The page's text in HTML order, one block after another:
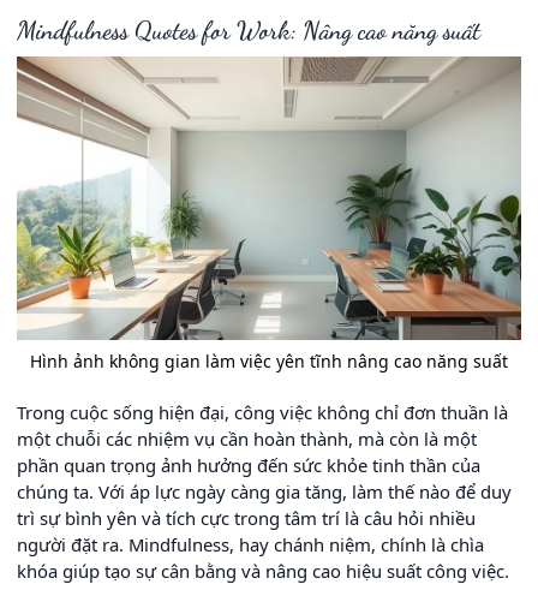
Mindfulness Quotes for Work: Nâng cao năng suất
Hình ảnh không gian làm việc yên tĩnh nâng cao năng suất
Trong cuộc sống hiện đại, công việc không chỉ đơn thuần là
một chuỗi các nhiệm vụ cần hoàn thành, mà còn là một
phần quan trọng ảnh hưởng đến sức khỏe tinh thần của
chúng ta. Với áp lực ngày càng gia tăng, làm thế nào để duy
trì sự bình yên và tích cực trong tâm trí là câu hỏi nhiều
người đặt ra. Mindfulness, hay chánh niệm, chính là chìa
khóa giúp tạo sự cân bằng và nâng cao hiệu suất công việc.